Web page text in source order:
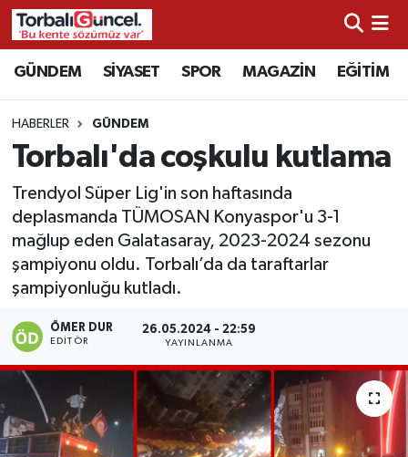
GÜNDEM SİYASET SPOR MAGAZİN EĞİTİM
HABERLER GÜNDEM
Torbalı'da coşkulu kutlama
Trendyol Süper Lig'in son haftasında
deplasmanda TÜMOSAN Konyaspor'u 3-1
mağlup eden Galatasaray, 2023-2024 sezonu
şampiyonu oldu. Torbalı’da da taraftarlar
şampiyonluğu kutladı.
ÖMER DUR
EDITÖR
26.05.2024 - 22:59
YAYINLANMA
İzmir Nöbetçi Eczaneler
İzmir Hava Durumu
İzmir Namaz Vakitleri
İzmir Trafik Yoğunluk Haritası
Süper Lig Puan Durumu ve Fikstür
Tüm Manşetler
Son Dakika Haberleri
Haber Arşivi